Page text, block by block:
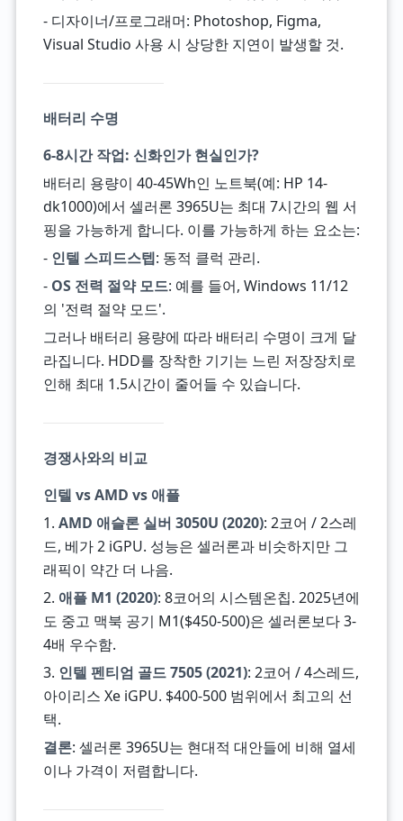
- 디자이너/프로그래머: Photoshop, Figma,
Visual Studio 사용 시 상당한 지연이 발생할 것.
배터리 수명
6-8시간 작업: 신화인가 현실인가?
배터리 용량이 40-45Wh인 노트북(예: HP 14-
dk1000)에서 셀러론 3965U는 최대 7시간의 웹 서
핑을 가능하게 합니다. 이를 가능하게 하는 요소는:
- 인텔 스피드스텝: 동적 클럭 관리.
- OS 전력 절약 모드: 예를 들어, Windows 11/12
의 '전력 절약 모드'.
그러나 배터리 용량에 따라 배터리 수명이 크게 달
라집니다. HDD를 장착한 기기는 느린 저장장치로
인해 최대 1.5시간이 줄어들 수 있습니다.
경쟁사와의 비교
인텔 vs AMD vs 애플
1. AMD 애슬론 실버 3050U (2020): 2코어 / 2스레
드, 베가 2 iGPU. 성능은 셀러론과 비슷하지만 그
래픽이 약간 더 나음.
2. 애플 M1 (2020): 8코어의 시스템온칩. 2025년에
도 중고 맥북 공기 M1($450-500)은 셀러론보다 3-
4배 우수함.
3. 인텔 펜티엄 골드 7505 (2021): 2코어 / 4스레드,
아이리스 Xe iGPU. $400-500 범위에서 최고의 선
택.
결론: 셀러론 3965U는 현대적 대안들에 비해 열세
이나 가격이 저렴합니다.